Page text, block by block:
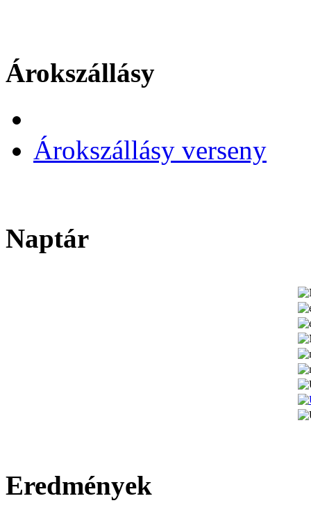
Árokszállásy
Árokszállásy verseny
Naptár
Eredmények